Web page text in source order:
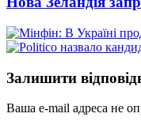
Залишити
Ваша e-mail адреса не